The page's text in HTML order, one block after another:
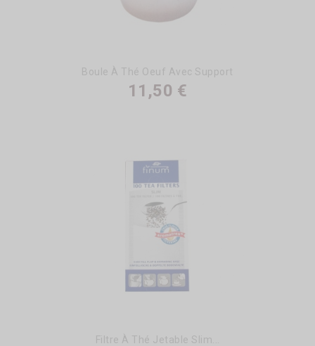
Boule À Thé Oeuf Avec Support
11,50 €
Filtre À Thé Jetable Slim...